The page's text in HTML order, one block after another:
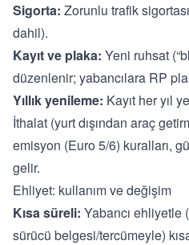
Sigorta: Zorunlu trafik
dahil).
Kayıt ve plaka: Yeni ruhsat
düzenlenir; yabancılara RP
Yıllık yenileme: Kayıt her yıl
İthalat (yurt dışından araç
emisyon (Euro 5/6) kuralları,
gelir.
Ehliyet: kullanım ve değişim
Kısa süreli: Yabancı ehliyetle
sürücü belgesi/tercümeyle)